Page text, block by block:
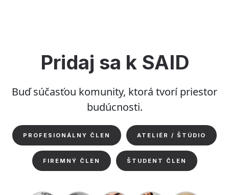
Rady
Európskej
Justus
predsedníctva
Slovenskej
republiky
v
EÚ”
Pridaj sa k SAID
Buď súčasťou komunity, ktorá tvorí priestor
budúcnosti.
PROFESIONÁLNY ČLEN ATELIÉR / ŠTÚDIO
FIREMNÝ ČLEN ŠTUDENT ČLEN